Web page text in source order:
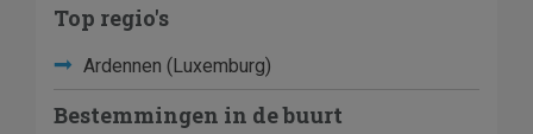
Top regio's
Ardennen (Luxemburg)
Bestemmingen in de buurt